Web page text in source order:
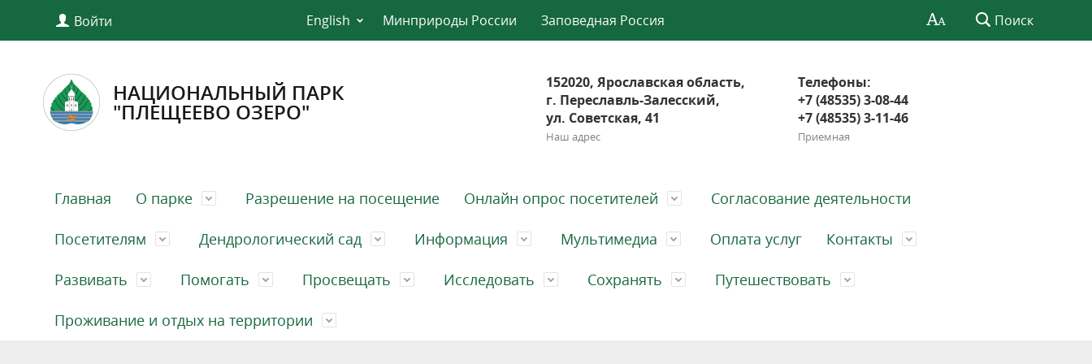
Войти English Минприроды России Заповедная Россия Поиск
НАЦИОНАЛЬНЫЙ ПАРК
"ПЛЕЩЕЕВО ОЗЕРО"
152020, Ярославская область,
г. Переславль-Залесский,
ул. Советская, 41
Наш адрес
Телефоны:
+7 (48535) 3-08-44
+7 (48535) 3-11-46
Приемная
Главная О парке Разрешение на посещение Онлайн опрос посетителей Согласование деятельности
Посетителям Дендрологический сад Информация Мультимедиа Оплата услуг Контакты
Развивать Помогать Просвещать Исследовать Сохранять Путешествовать
Проживание и отдых на территории